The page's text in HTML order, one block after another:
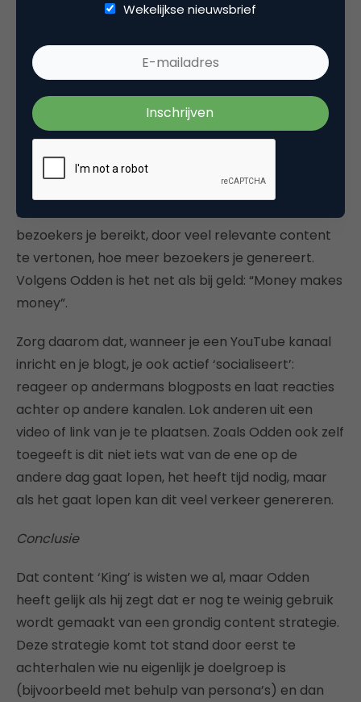
deze gelijk is aan de definitie die je hanteert op
Facebook. Maar zorg wel dat de tekst wel aansluit
bij het desbetreffende kanaal en de context waarin
Social media
Social media speelt in dit hele proces een grote rol.
Uiteindelijk gaat het erom zo veel mogelijk
relevante bezoekers te bereiken. Want hoe meer
bezoekers je bereikt, door veel relevante content
te vertonen, hoe meer bezoekers je genereert.
Volgens Odden is het net als bij geld: “Money makes
money”.
Zorg daarom dat, wanneer je een YouTube kanaal
inricht en je blogt, je ook actief ‘socialiseert’:
reageer op andermans blogposts en laat reacties
achter op andere kanalen. Lok anderen uit een
video of link van je te plaatsen. Zoals Odden ook zelf
toegeeft is dit niet iets wat van de ene op de
andere dag gaat lopen, het heeft tijd nodig, maar
als het gaat lopen kan dit veel verkeer genereren.
Conclusie
Dat content ‘King’ is wisten we al, maar Odden
heeft gelijk als hij zegt dat er nog te weinig gebruik
wordt gemaakt van een grondig content strategie.
Deze strategie komt tot stand door eerst te
achterhalen wie nu eigenlijk je doelgroep is
(bijvoorbeeld met behulp van persona’s) en dan
Wekelijkse nieuwsbrief